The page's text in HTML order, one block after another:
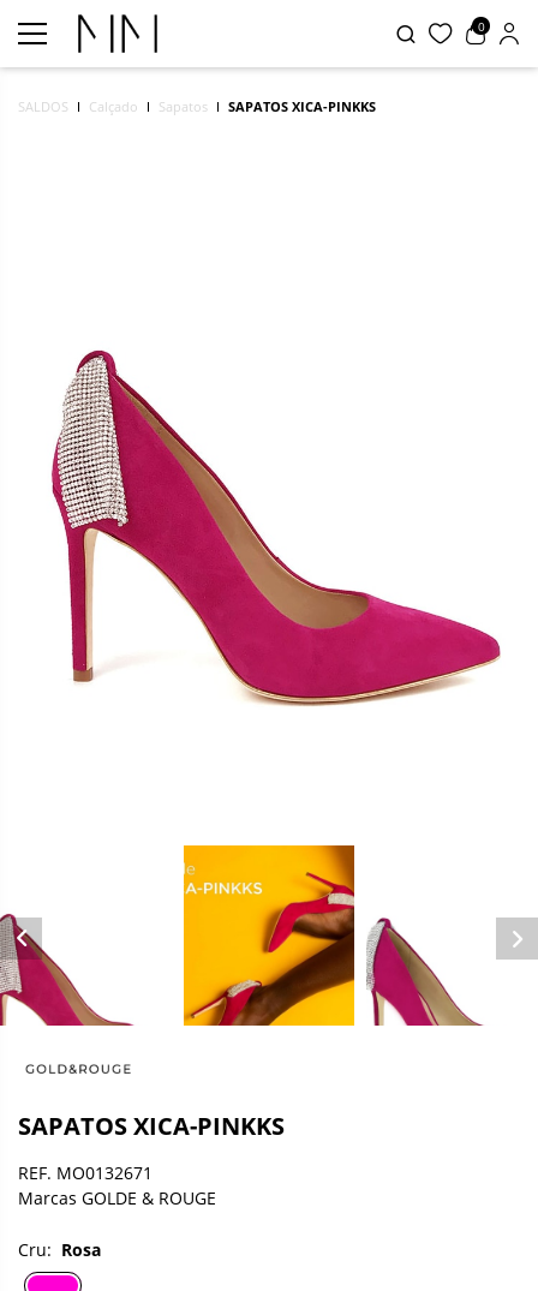
0
SALDOS Calçado Sapatos SAPATOS XICA-PINKKS
SAPATOS XICA-PINKKS
REF. MO0132671
Marcas GOLDE & ROUGE
Cru: Rosa